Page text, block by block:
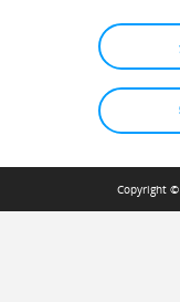
Copyright